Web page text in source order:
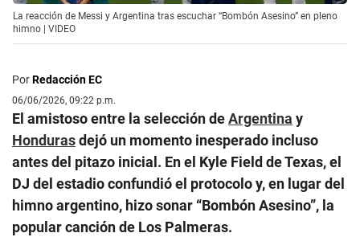
La reacción de Messi y Argentina tras escuchar “Bombón Asesino” en pleno
himno | VIDEO
PorRedacción EC
06/06/2026, 09:22 p.m.
El amistoso entre la selección deArgentina y
Hondurasdejó un momento inesperado incluso
antes del pitazo inicial. En el Kyle Field de Texas, el
DJ del estadio confundió el protocolo y, en lugar del
himno argentino, hizo sonar “Bombón Asesino”, la
popular canción de Los Palmeras.